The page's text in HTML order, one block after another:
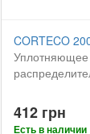
CORTECO
Уплотняющее
412 грн
Есть в наличии